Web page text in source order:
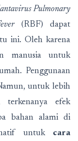
Pulmonary
(RBF) dapat
ini. Oleh karena
manusia untuk
Penggunaan
untuk lebih
terkenanya efek
bahan alami di
untuk cara